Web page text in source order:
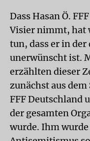
Dass Hasan Ö.
Visier nimmt, hat
tun, dass er in
unerwünscht ist.
erzählten dieser
zunächst aus
FFF Deutschland
der gesamten
wurde. Ihm